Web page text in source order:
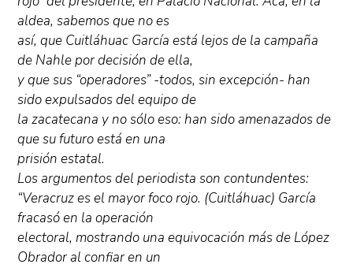
aldea, sabemos que no es
así, que Cuitláhuac García está lejos de la campaña
de Nahle por decisión de ella,
y que sus “operadores” -todos, sin excepción- han
sido expulsados del equipo de
la zacatecana y no sólo eso: han sido amenazados de
que su futuro está en una
prisión estatal.
Los argumentos del periodista son contundentes:
“Veracruz es el mayor foco rojo. (Cuitláhuac) García
fracasó en la operación
electoral, mostrando una equivocación más de López
Obrador al confiar en un